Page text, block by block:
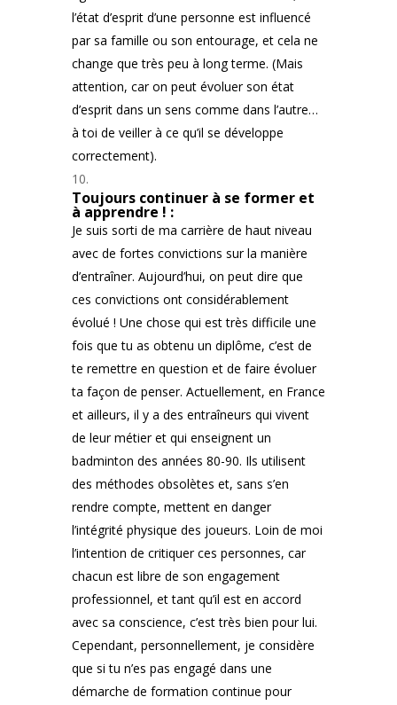
l’état d’esprit d’une personne est influencé
par sa famille ou son entourage, et cela ne
change que très peu à long terme. (Mais
attention, car on peut évoluer son état
d’esprit dans un sens comme dans l’autre…
à toi de veiller à ce qu’il se développe
correctement).
Toujours continuer à se former et
à apprendre ! :
Je suis sorti de ma carrière de haut niveau
avec de fortes convictions sur la manière
d’entraîner. Aujourd’hui, on peut dire que
ces convictions ont considérablement
évolué ! Une chose qui est très difficile une
fois que tu as obtenu un diplôme, c’est de
te remettre en question et de faire évoluer
ta façon de penser. Actuellement, en France
et ailleurs, il y a des entraîneurs qui vivent
de leur métier et qui enseignent un
badminton des années 80-90. Ils utilisent
des méthodes obsolètes et, sans s’en
rendre compte, mettent en danger
l’intégrité physique des joueurs. Loin de moi
l’intention de critiquer ces personnes, car
chacun est libre de son engagement
professionnel, et tant qu’il est en accord
avec sa conscience, c’est très bien pour lui.
Cependant, personnellement, je considère
que si tu n’es pas engagé dans une
démarche de formation continue pour